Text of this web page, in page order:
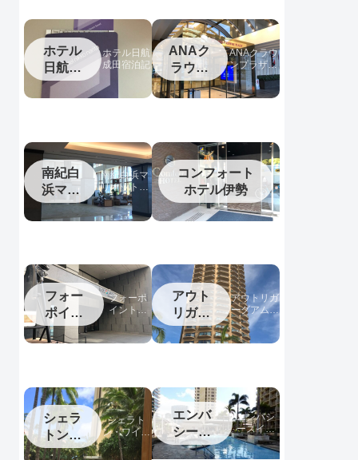
ホテル
日航成
田
ホテル日航
成田宿泊記
ANAク
ラウン
プラザ
松山
ANAクラウ
ンプラザホ
テル松山宿
泊記
南紀白
浜マリ
オット
南紀白浜マ
リオットホ
テル宿泊記
コンフォート
ホテル伊勢
フォー
ポイン
トバイ
シェラ
空港
フォーポ
イントバ
イシェラ
トン名古
屋中部国
アウト
リガー
グアム
アウトリガ
ーグアム宿
泊記
シェラ
トンワ
イキキ
シェラト
ン・ワイキ
キ宿泊記
エンバ
シース
イーツ
エンバシ
ースイー
ツワイキ
キ宿泊記